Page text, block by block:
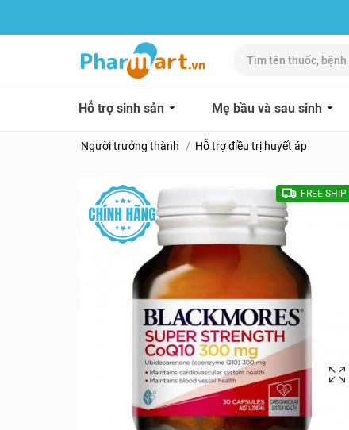
Hỗ trợ sinh sản Mẹ bầu và sau sinh
Người trưởng thành Hỗ trợ điều trị huyết áp
FREE SHIP